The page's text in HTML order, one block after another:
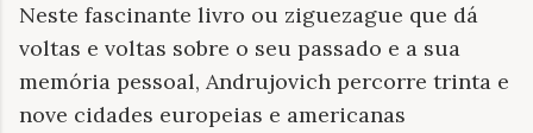
Neste fascinante livro ou ziguezague que dá
voltas e voltas sobre o seu passado e a sua
memória pessoal, Andrujovich percorre trinta e
nove cidades europeias e americanas